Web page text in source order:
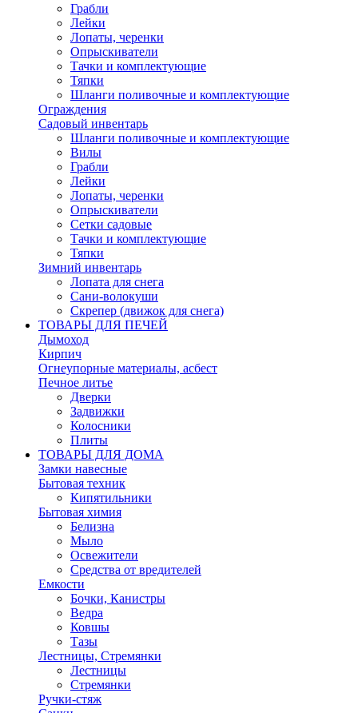
Грабли
Лейки
Лопаты, черенки
Опрыскиватели
Тачки и комплектующие
Тяпки
Шланги поливочные и комплектующие
Ограждения
Садовый инвентарь
Шланги поливочные и комплектующие
Вилы
Грабли
Лейки
Лопаты, черенки
Опрыскиватели
Сетки садовые
Тачки и комплектующие
Тяпки
Зимний инвентарь
Лопата для снега
Сани-волокуши
Скрепер (движок для снега)
ТОВАРЫ ДЛЯ ПЕЧЕЙ
Дымоход
Кирпич
Огнеупорные материалы, асбест
Печное литье
Дверки
Задвижки
Колосники
Плиты
ТОВАРЫ ДЛЯ ДОМА
Замки навесные
Бытовая техник
Кипятильники
Бытовая химия
Белизна
Мыло
Освежители
Средства от вредителей
Емкости
Бочки, Канистры
Ведра
Ковшы
Тазы
Лестницы, Стремянки
Лестницы
Стремянки
Ручки-стяж